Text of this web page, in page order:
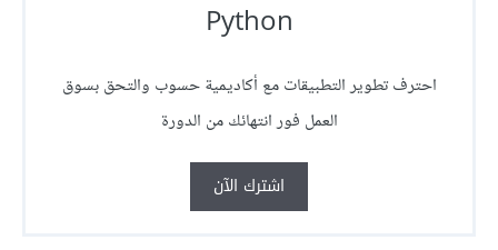
Python
احترف تطوير التطبيقات مع أكاديمية حسوب والتحق بسوق
العمل فور انتهائك من الدورة
اشترك الآن